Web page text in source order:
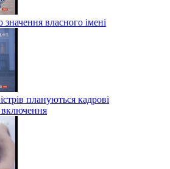
власного імені
плануються кадрові